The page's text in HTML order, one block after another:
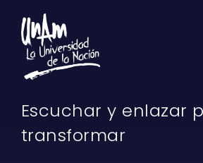
Escuchar y enlazar
transformar